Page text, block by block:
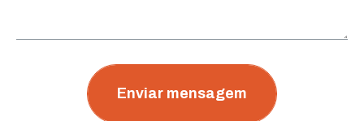
Enviar mensagem